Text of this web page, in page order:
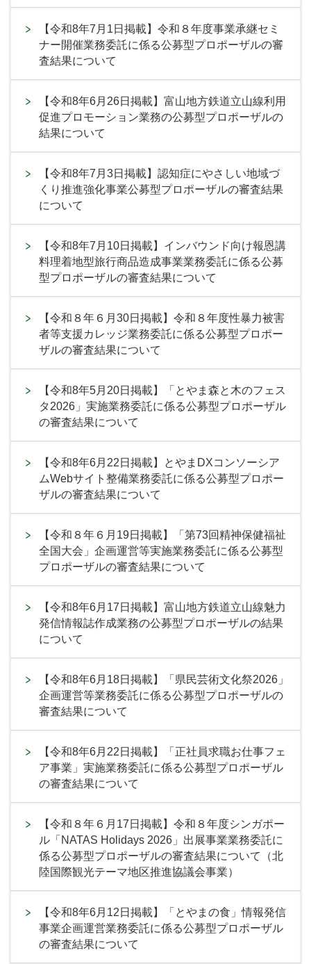
【令和8年7月1日掲載】令和８年度事業承継セミ
ナー開催業務委託に係る公募型プロポーザルの審
査結果について
【令和8年6月26日掲載】富山地方鉄道立山線利用
促進プロモーション業務の公募型プロポーザルの
結果について
【令和8年7月3日掲載】認知症にやさしい地域づ
くり推進強化事業公募型プロポーザルの審査結果
について
【令和8年7月10日掲載】インバウンド向け報恩講
料理着地型旅行商品造成事業業務委託に係る公募
型プロポーザルの審査結果について
【令和８年６月30日掲載】令和８年度性暴力被害
者等支援カレッジ業務委託に係る公募型プロポー
ザルの審査結果について
【令和8年5月20日掲載】「とやま森と木のフェス
タ2026」実施業務委託に係る公募型プロポーザル
の審査結果について
【令和8年6月22日掲載】とやまDXコンソーシア
ムWebサイト整備業務委託に係る公募型プロポー
ザルの審査結果について
【令和８年６月19日掲載】「第73回精神保健福祉
全国大会」企画運営等実施業務委託に係る公募型
プロポーザルの審査結果について
【令和8年6月17日掲載】富山地方鉄道立山線魅力
発信情報誌作成業務の公募型プロポーザルの結果
について
【令和8年6月18日掲載】「県民芸術文化祭2026」
企画運営等業務委託に係る公募型プロポーザルの
審査結果について
【令和8年6月22日掲載】「正社員求職お仕事フェ
ア事業」実施業務委託に係る公募型プロポーザル
の審査結果について
【令和８年６月17日掲載】令和８年度シンガポー
ル「NATAS Holidays 2026」出展事業業務委託に
係る公募型プロポーザルの審査結果について（北
陸国際観光テーマ地区推進協議会事業）
【令和8年6月12日掲載】「とやまの食」情報発信
事業企画運営業務委託に係る公募型プロポーザル
の審査結果について